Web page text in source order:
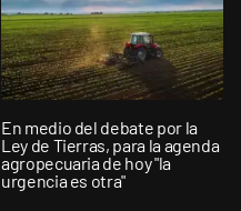
En medio del debate por la
Ley de Tierras, para la agenda
agropecuaria de hoy "la
urgencia es otra"